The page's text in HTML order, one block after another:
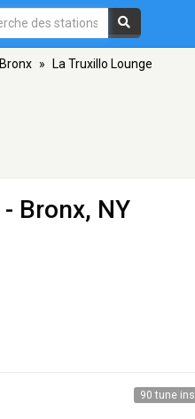
Bronx » La Truxillo Lounge
- Bronx, NY
90 tune ins